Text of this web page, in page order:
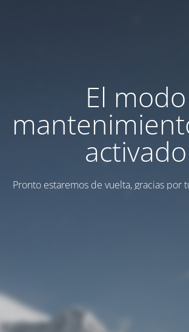
El modo
activado
Pronto estaremos de vuelta, gracias por